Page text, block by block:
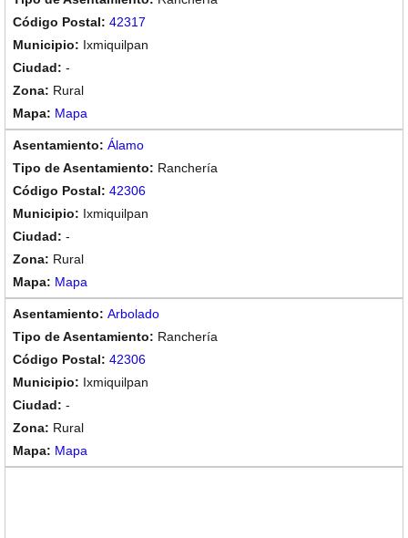
42317
Ixmiquilpan
-
Rural
Mapa
Álamo
Ranchería
42306
Ixmiquilpan
-
Rural
Mapa
Arbolado
Ranchería
42306
Ixmiquilpan
-
Rural
Mapa